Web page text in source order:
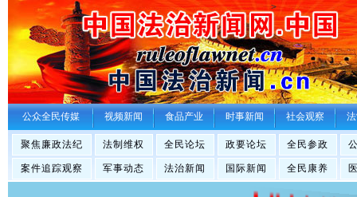
>
公众全民传媒 视频新闻 食品产业 时事新闻 社会观察
聚焦廉政法纪 法制维权 全民论坛 政要论坛 全民参政
案件追踪观察 军事动态 法治新闻 国际新闻 全民康养